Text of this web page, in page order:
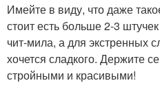
Имейте в виду, что даже
стоит есть больше 2-3
чит-мила, а для экстренных
хочется сладкого. Держите
стройными и красивыми!